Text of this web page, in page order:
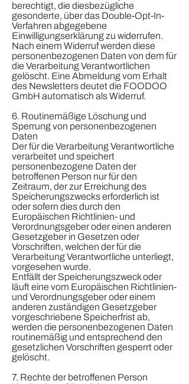
berechtigt, die diesbezügliche
gesonderte, über das Double-Opt-In-
Verfahren abgegebene
Einwilligungserklärung zu widerrufen.
Nach einem Widerruf werden diese
personenbezogenen Daten von dem für
die Verarbeitung Verantwortlichen
gelöscht. Eine Abmeldung vom Erhalt
des Newsletters deutet die FOODOO
GmbH automatisch als Widerruf.
6. Routinemäßige Löschung und
Sperrung von personenbezogenen
Daten
Der für die Verarbeitung Verantwortliche
verarbeitet und speichert
personenbezogene Daten der
betroffenen Person nur für den
Zeitraum, der zur Erreichung des
Speicherungszwecks erforderlich ist
oder sofern dies durch den
Europäischen Richtlinien- und
Verordnungsgeber oder einen anderen
Gesetzgeber in Gesetzen oder
Vorschriften, welchen der für die
Verarbeitung Verantwortliche unterliegt,
vorgesehen wurde.
Entfällt der Speicherungszweck oder
läuft eine vom Europäischen Richtlinien-
und Verordnungsgeber oder einem
anderen zuständigen Gesetzgeber
vorgeschriebene Speicherfrist ab,
werden die personenbezogenen Daten
routinemäßig und entsprechend den
gesetzlichen Vorschriften gesperrt oder
gelöscht.
7. Rechte der betroffenen Person